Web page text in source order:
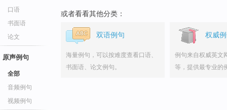
口语
书面语
论文
原声例句
全部
音频例句
视频例句
或者看看其他分类：
双语例句
海量例句，可以按难度查看口语、
书面语、论文例句。
权威
例句来自权威英文
等，提供最专业的